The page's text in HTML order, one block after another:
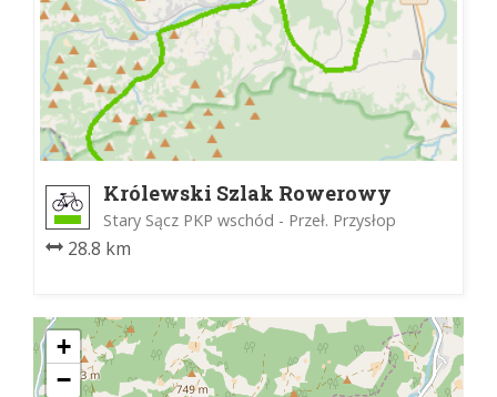
Królewski Szlak Rowerowy
Stary Sącz PKP wschód - Przeł. Przysłop
28.8 km
+
−